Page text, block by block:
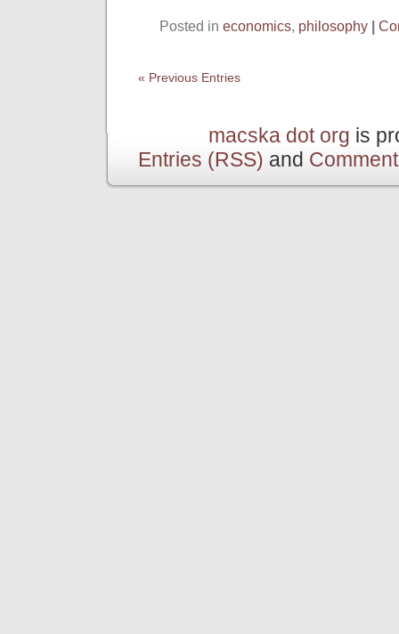
Posted in economics, philosophy |
« Previous Entries
macska dot org is
Entries (RSS) and